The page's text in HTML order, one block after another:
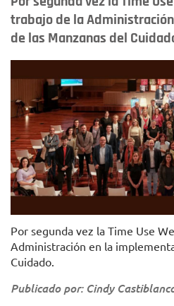
trabajo de la
de las Manzanas del
Por segunda vez la Time Use
Administración en la
Cuidado.
Publicado por: Cindy